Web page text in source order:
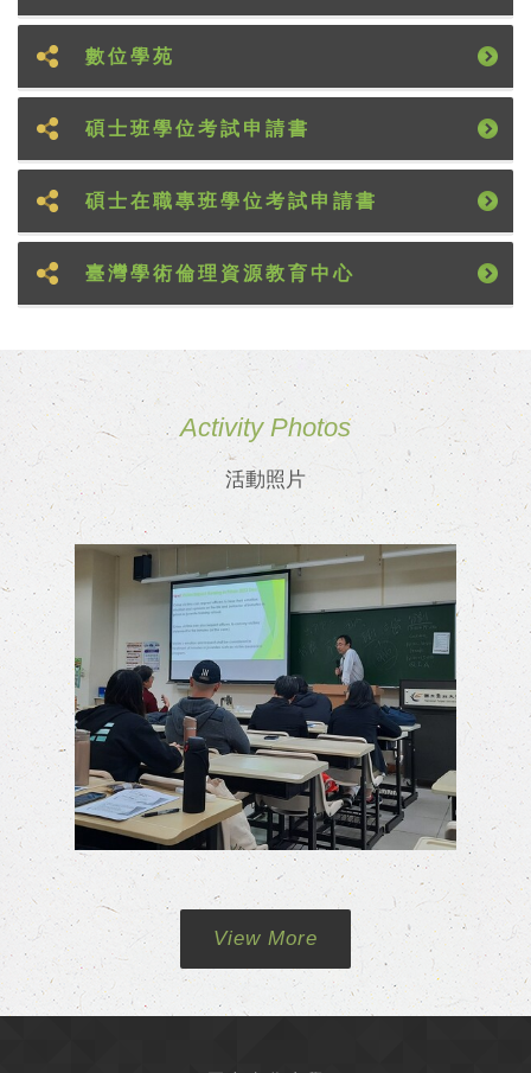
數位學苑
碩士班學位考試申請書
碩士在職專班學位考試申請書
臺灣學術倫理資源教育中心
Activity Photos
活動照片
View More